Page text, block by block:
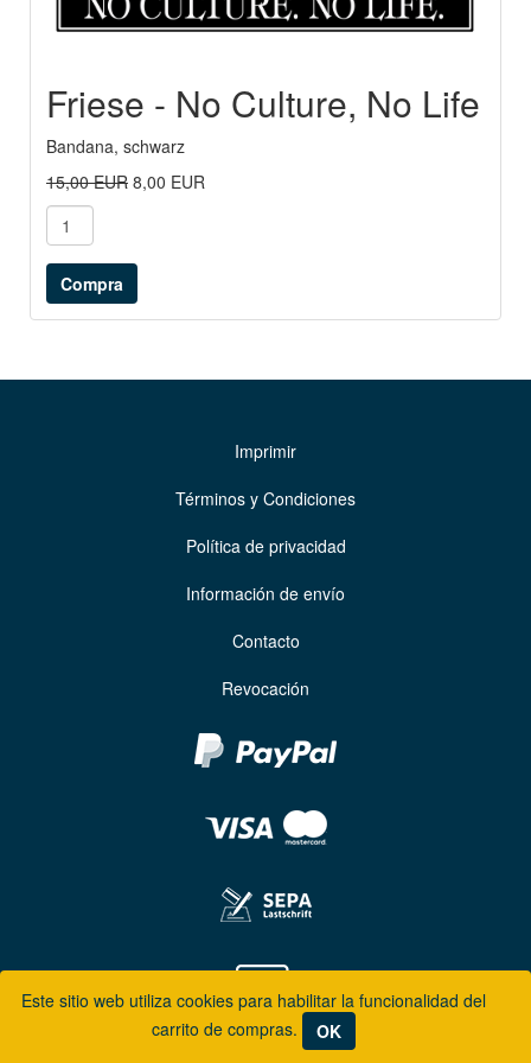
Friese - No Culture, No Life
Bandana, schwarz
15,00 EUR 8,00 EUR
Imprimir
Términos y Condiciones
Política de privacidad
Información de envío
Contacto
Revocación
Este sitio web utiliza cookies para habilitar la funcionalidad del
carrito de compras.
OK